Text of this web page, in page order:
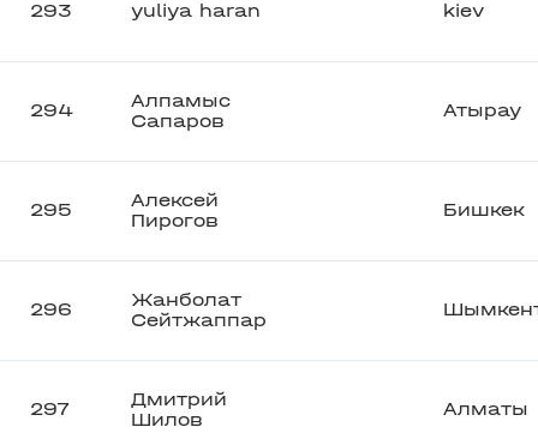
293 yuliya haran kiev
294
Алпамыс
Сапаров
Атырау
295
Алексей
Пирогов
Бишкек
296
Жанболат
Сейтжаппар
297
Дмитрий
Шилов
Алматы